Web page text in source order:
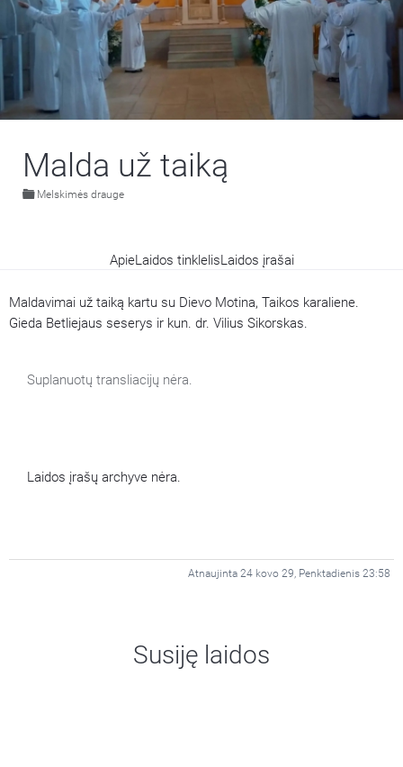
Malda už taiką
Melskimės drauge
ApieLaidos tinklelisLaidos įrašai
Maldavimai už taiką kartu su Dievo Motina, Taikos karaliene.
Gieda Betliejaus seserys ir kun. dr. Vilius Sikorskas.
Suplanuotų transliacijų nėra.
Laidos įrašų archyve nėra.
Atnaujinta 24 kovo 29, Penktadienis 23:58
Susiję laidos